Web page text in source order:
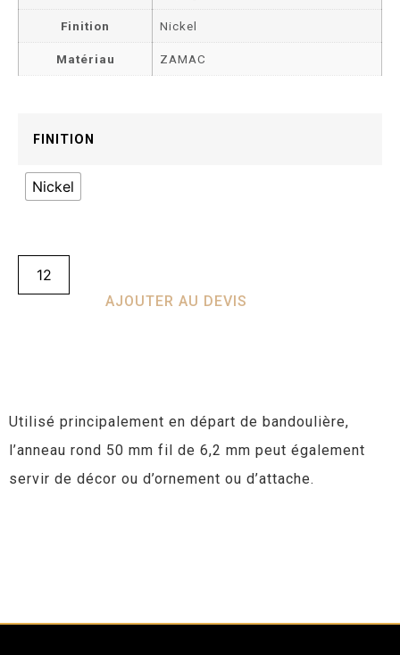
Finition Nickel
Matériau ZAMAC
FINITION
Nickel
AJOUTER AU DEVIS
Utilisé principalement en départ de bandoulière,
l’anneau rond 50 mm fil de 6,2 mm peut également
servir de décor ou d’ornement ou d’attache.